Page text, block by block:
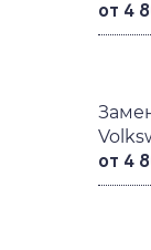
от 4
от 4